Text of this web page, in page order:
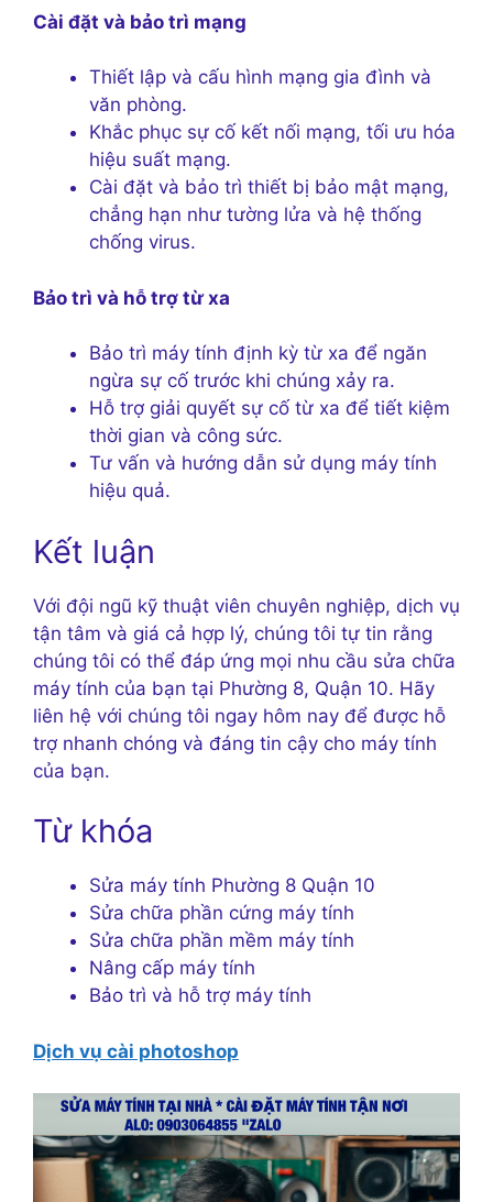
Cài đặt và bảo trì mạng
Thiết lập và cấu hình mạng gia đình và
văn phòng.
Khắc phục sự cố kết nối mạng, tối ưu hóa
hiệu suất mạng.
Cài đặt và bảo trì thiết bị bảo mật mạng,
chẳng hạn như tường lửa và hệ thống
chống virus.
Bảo trì và hỗ trợ từ xa
Bảo trì máy tính định kỳ từ xa để ngăn
ngừa sự cố trước khi chúng xảy ra.
Hỗ trợ giải quyết sự cố từ xa để tiết kiệm
thời gian và công sức.
Tư vấn và hướng dẫn sử dụng máy tính
hiệu quả.
Kết luận
Với đội ngũ kỹ thuật viên chuyên nghiệp, dịch vụ
tận tâm và giá cả hợp lý, chúng tôi tự tin rằng
chúng tôi có thể đáp ứng mọi nhu cầu sửa chữa
máy tính của bạn tại Phường 8, Quận 10. Hãy
liên hệ với chúng tôi ngay hôm nay để được hỗ
trợ nhanh chóng và đáng tin cậy cho máy tính
của bạn.
Từ khóa
Sửa máy tính Phường 8 Quận 10
Sửa chữa phần cứng máy tính
Sửa chữa phần mềm máy tính
Nâng cấp máy tính
Bảo trì và hỗ trợ máy tính
Dịch vụ cài photoshop